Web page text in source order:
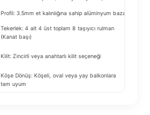
Profil: 3.5mm et kalınlığına sahip alüminyum baza
Tekerlek: 4 alt 4 üst toplam 8 taşıyıcı rulman
(Kanat başı)
Kilit: Zincirli veya anahtarlı kilit seçeneği
Köşe Dönüş: Köşeli, oval veya yay balkonlara
tam uyum